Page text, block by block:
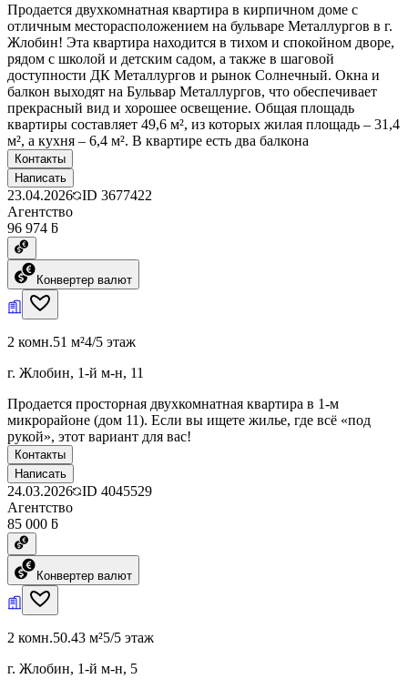
Продается двухкомнатная квартира в кирпичном доме с
отличным месторасположением на бульваре Металлургов в г.
Жлобин! Эта квартира находится в тихом и спокойном дворе,
рядом с школой и детским садом, а также в шаговой
доступности ДК Металлургов и рынок Солнечный. Окна и
балкон выходят на Бульвар Металлургов, что обеспечивает
прекрасный вид и хорошее освещение. Общая площадь
квартиры составляет 49,6 м², из которых жилая площадь – 31,4
м², а кухня – 6,4 м². В квартире есть два балкона
Контакты
Написать
23.04.2026 ID 3677422
Агентство
96 974 ƃ
Конвертер валют
2 комн.51 м²4/5 этаж
г. Жлобин, 1-й м-н, 11
Продается просторная двухкомнатная квартира в 1-м
микрорайоне (дом 11). Если вы ищете жилье, где всё «под
рукой», этот вариант для вас!
Контакты
Написать
24.03.2026 ID 4045529
Агентство
85 000 ƃ
Конвертер валют
2 комн.50.43 м²5/5 этаж
г. Жлобин, 1-й м-н, 5